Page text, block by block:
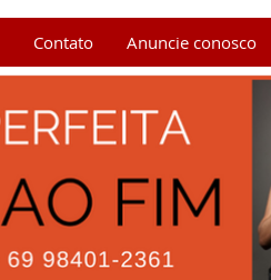
Contato Anuncie conosco